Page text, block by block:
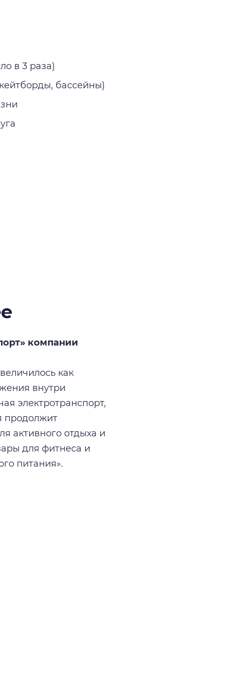
в 3 раза)
бассейны)
компании
как
внутри
электротранспорт,
продолжит
активного отдыха и
для фитнеса и
питания».